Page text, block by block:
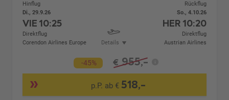
Hinflug
Di., 29.9.26
VIE10:25
Direktflug
Corendon Airlines Europe
Details
Rückflug
So., 4.10.26
HER 10:20
Direktflug
Austrian Airlines
-45% € 955,-
p.P. ab € 518,-